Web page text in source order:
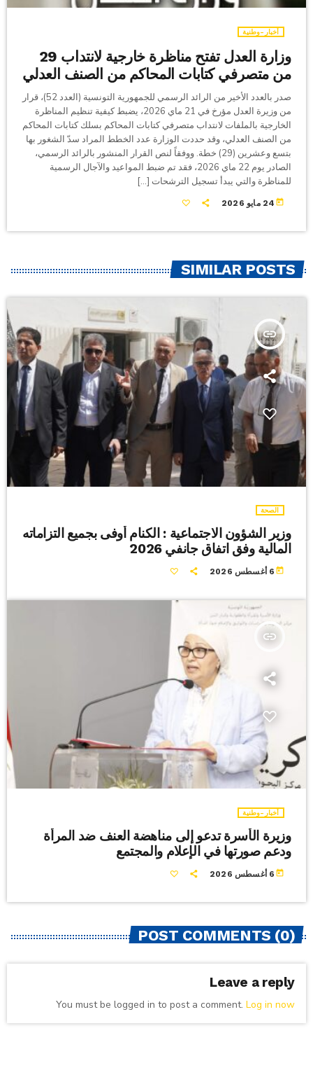
أخبار-وطنية
وزارة العدل تفتح مناظرة خارجية لانتداب 29
من متصرفي كتابات المحاكم من الصنف العدلي
صدر بالعدد الأخير من الرائد الرسمي للجمهورية التونسية (العدد 52)، قرار
من وزيرة العدل مؤرخ في 21 ماي 2026، يضبط كيفية تنظيم المناظرة
الخارجية بالملفات لانتداب متصرفي كتابات المحاكم بسلك كتابات المحاكم
من الصنف العدلي، وقد حددت الوزارة عدد الخطط المراد سدّ الشغور بها
بتسع وعشرين (29) خطة. ووفقاً لنص القرار المنشور بالرائد الرسمي،
الصادر يوم 22 ماي 2026، فقد تم ضبط المواعيد والآجال الرسمية
للمناظرة والتي يبدأ تسجيل الترشحات […]
today 24 مايو 2026
SIMILAR POSTS
insert_link
الصحة
وزير الشؤون الاجتماعية : الكنام أوفى بجميع التزاماته
المالية وفق اتفاق جانفي 2026
today 6 أغسطس 2026
insert_link
أخبار-وطنية
وزيرة الأسرة تدعو إلى مناهضة العنف ضد المرأة
ودعم صورتها في الإعلام والمجتمع
today 6 أغسطس 2026
POST COMMENTS (0)
Leave a reply
You must be logged in to post a comment. Log in now